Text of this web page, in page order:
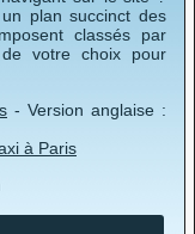
plan succinct des
classés par
votre choix pour
- Version anglaise :
à Paris